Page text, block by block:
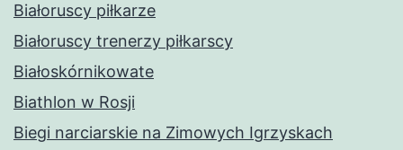
Białoruscy piłkarze
Białoruscy trenerzy piłkarscy
Białoskórnikowate
Biathlon w Rosji
Biegi narciarskie na Zimowych Igrzyskach